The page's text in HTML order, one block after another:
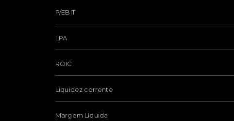
P/EBIT
LPA
ROIC
Liquidez corrente
Margem Líquida